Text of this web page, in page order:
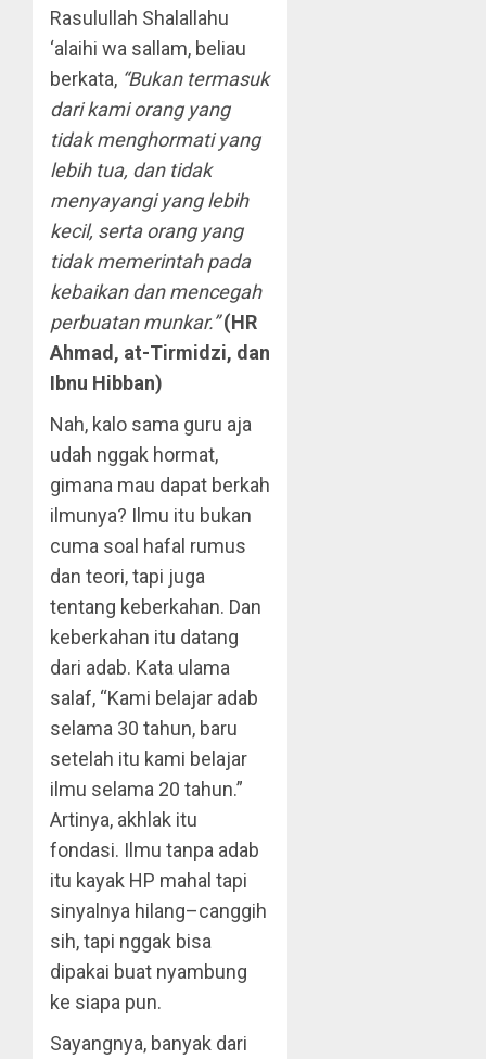
Rasulullah Shalallahu
‘alaihi wa sallam, beliau
berkata, “Bukan termasuk
dari kami orang yang
tidak menghormati yang
lebih tua, dan tidak
menyayangi yang lebih
kecil, serta orang yang
tidak memerintah pada
kebaikan dan mencegah
perbuatan munkar.” (HR
Ahmad, at-Tirmidzi, dan
Ibnu Hibban)
Nah, kalo sama guru aja
udah nggak hormat,
gimana mau dapat berkah
ilmunya? Ilmu itu bukan
cuma soal hafal rumus
dan teori, tapi juga
tentang keberkahan. Dan
keberkahan itu datang
dari adab. Kata ulama
salaf, “Kami belajar adab
selama 30 tahun, baru
setelah itu kami belajar
ilmu selama 20 tahun.”
Artinya, akhlak itu
fondasi. Ilmu tanpa adab
itu kayak HP mahal tapi
sinyalnya hilang–canggih
sih, tapi nggak bisa
dipakai buat nyambung
ke siapa pun.
Sayangnya, banyak dari